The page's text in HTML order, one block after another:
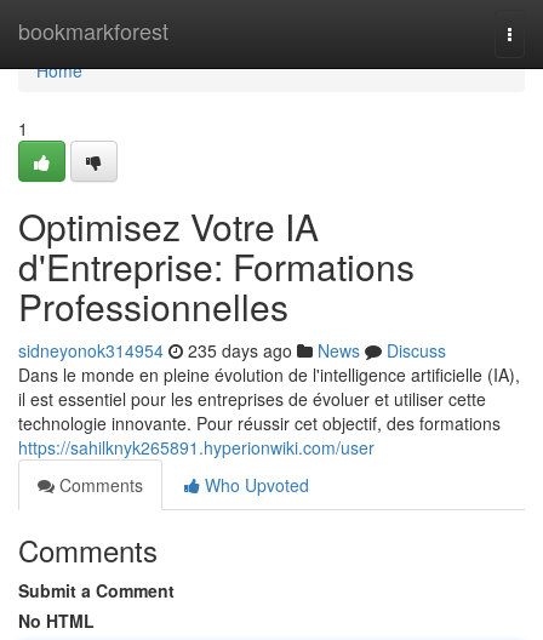
bookmarkforest
Home
Home
1
Optimisez Votre IA
d'Entreprise: Formations
Professionnelles
sidneyonok314954 235 days ago News
Discuss
Dans le monde en pleine évolution de l'intelligence artificielle (IA),
il est essentiel pour les entreprises de évoluer et utiliser cette
technologie innovante. Pour réussir cet objectif, des formations
https://sahilknyk265891.hyperionwiki.com/user
Comments
Who Upvoted
Comments
Submit a Comment
No HTML